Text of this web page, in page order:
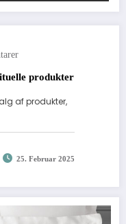
produkter
af produkter,
25. Februar 2025